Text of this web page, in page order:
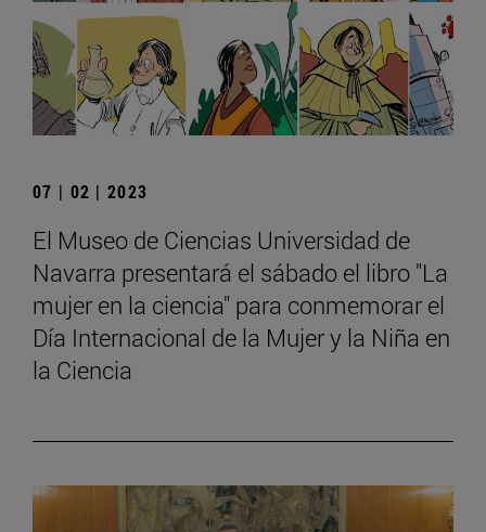
07 | 02 | 2023
El Museo de Ciencias Universidad de
Navarra presentará el sábado el libro "La
mujer en la ciencia" para conmemorar el
Día Internacional de la Mujer y la Niña en
la Ciencia